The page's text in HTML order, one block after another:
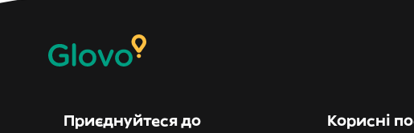
Приєднуйтеся до
Корисні